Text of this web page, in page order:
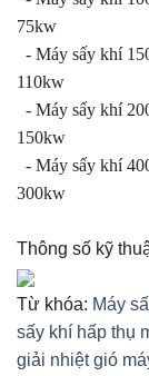
75kw
- Máy sấy khí
110kw
- Máy sấy khí
150kw
- Máy sấy khí
300kw
Thông số kỹ
Từ khóa: Máy
sấy khí hấp thụ
giải nhiệt gió